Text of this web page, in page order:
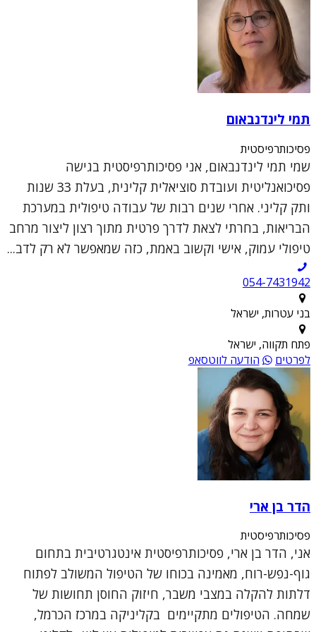
תמי לינדנבאום
פסיכותרפיסטית
שמי תמי לינדנבאום, אני פסיכותרפיסטית בגישה
פסיכואנליטית ועובדת סוציאלית קלינית, בעלת 33 שנות
ותק קליני. אחרי שנים רבות של עבודה טיפולית במערכת
הבריאות, בחרתי לצאת לדרך פרטית מתוך רצון ליצור מרחב
טיפולי עמוק, אישי וקשוב באמת, כזה שמאפשר לא רק לדב...
054-7431942
בני עטרות, ישראל
פתח תקווה, ישראל
לפרטים
הודעה לווטסאפ
הדר בן ארי
פסיכותרפיסטית
אני, הדר בן ארי, פסיכותרפיסטית אינטגרטיבית בתחום
גוף-נפש-רוח, מאמינה בכוחו של הטיפול המשולב לפתוח
דלתות להקלה במצבי משבר, חיזוק החוסן תחושות של
שמחה. הטיפולים מתקיימים בקליניקה במרכז הכרמל,